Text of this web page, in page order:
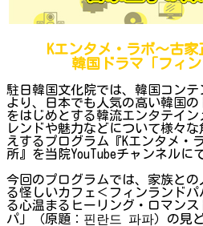
Kエンタメ・ラボ～古
韓国ドラマ「フィン
駐日韓国文化院では、韓国コン
より、日本でも人気の高い韓国の
をはじめとする韓流エンタテイ
レンドや魅力などについて様々
えするプログラム『Kエンタメ・
所』を当院YouTubeチャンネルに
今回のプログラムでは、家族と
る怪しいカフェ＜フィンランド
る心温まるヒーリング・ロマン
パ」（原題：핀란드 파파）の見